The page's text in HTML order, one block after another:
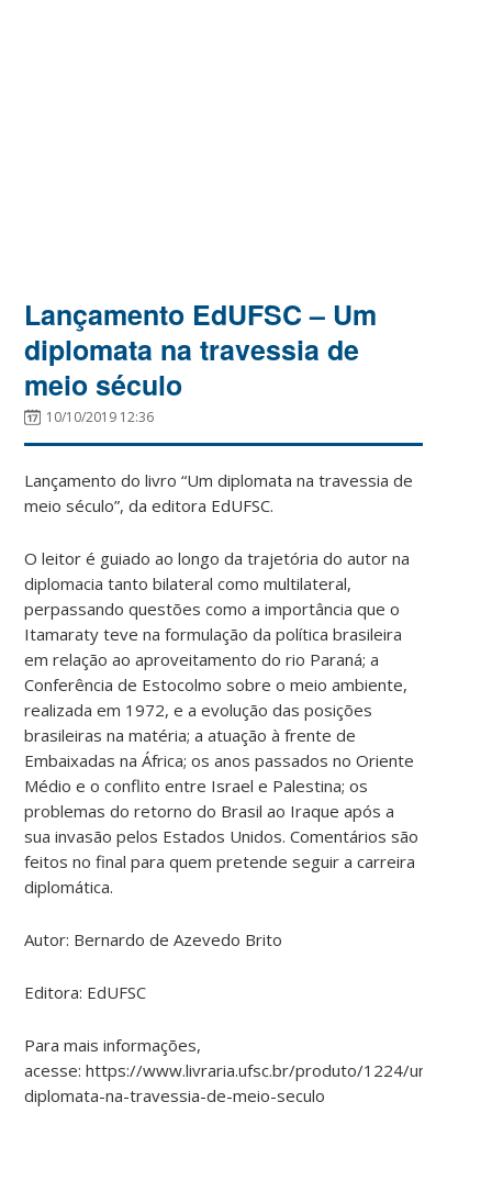
Lançamento EdUFSC – Um
diplomata na travessia de
meio século
10/10/2019 12:36
Lançamento do livro “Um diplomata na travessia de
meio século”, da editora EdUFSC.
O leitor é guiado ao longo da trajetória do autor na
diplomacia tanto bilateral como multilateral,
perpassando questões como a importância que o
Itamaraty teve na formulação da política brasileira
em relação ao aproveitamento do rio Paraná; a
Conferência de Estocolmo sobre o meio ambiente,
realizada em 1972, e a evolução das posições
brasileiras na matéria; a atuação à frente de
Embaixadas naÁfrica; os anos passados no Oriente
Médio e o conflito entre Israel e Palestina; os
problemas do retorno do Brasil ao Iraque após a
sua invasão pelos Estados Unidos. Comentários são
feitos no final para quem pretende seguir a carreira
diplomática.
Autor: Bernardo de Azevedo Brito
Editora: EdUFSC
Para mais informações,
acesse: https://www.livraria.ufsc.br/produto/1224/um-
diplomata-na-travessia-de-meio-seculo